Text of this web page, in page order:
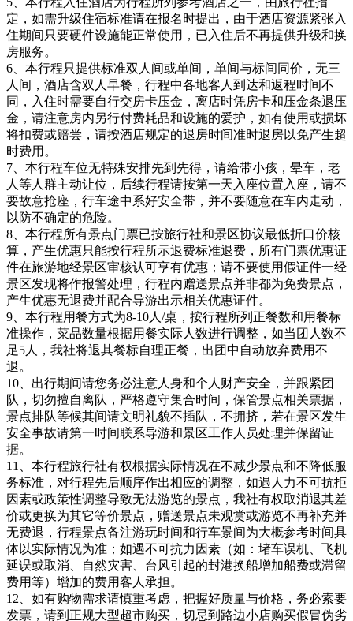
定，如需升级住宿标准请在报名时提出，由于酒店资源紧张入
住期间只要硬件设施能正常使用，已入住后不再提供升级和换
房服务。
6、本行程只提供标准双人间或单间，单间与标间同价，无三
人间，酒店含双人早餐，行程中各地客人到达和返程时间不
同，入住时需要自行交房卡压金，离店时凭房卡和压金条退压
金，请注意房内另行付费耗品和设施的爱护，如有使用或损坏
将扣费或赔尝，请按酒店规定的退房时间准时退房以免产生超
时费用。
7、本行程车位无特殊安排先到先得，请给带小孩，晕车，老
人等人群主动让位，后续行程请按第一天入座位置入座，请不
要故意抢座，行车途中系好安全带，并不要随意在车内走动，
以防不确定的危险。
8、本行程所有景点门票已按旅行社和景区协议最低折口价核
算，产生优惠只能按行程所示退费标准退费，所有门票优惠证
件在旅游地经景区审核认可亨有优惠；请不要使用假证件一经
景区发现将作报警处理，行程内赠送景点并非都为免费景点，
产生优惠无退费并配合导游出示相关优惠证件。
9、本行程用餐方式为8-10人/桌，按行程所列正餐数和用餐标
准操作，菜品数量根据用餐实际人数进行调整，如当团人数不
足5人，我社将退其餐标自理正餐，出团中自动放弃费用不
退。
10、出行期间请您务必注意人身和个人财产安全，并跟紧团
队，切勿擅自离队，严格遵守集合时间，保管景点相关票据，
景点排队等候其间请文明礼貌不插队，不拥挤，若在景区发生
安全事故请第一时间联系导游和景区工作人员处理并保留证
据。
11、本行程旅行社有权根据实际情况在不减少景点和不降低服
务标准，对行程先后顺序作出相应的调整，如遇人力不可抗拒
因素或政策性调整导致无法游览的景点，我社有权取消退其差
价或更换为其它等价景点，赠送景点未观赏或游览不再补充并
无费退，行程景点备注游玩时间和行车景间为大概参考时间具
体以实际情况为准；如遇不可抗力因素（如：堵车误机、飞机
延误或取消、自然灾害、台风引起的封港换船增加船费或滞留
费用等）增加的费用客人承担。
12、如有购物需求请慎重考虑，把握好质量与价格，务必索要
发票，请到正规大型超市购买，切忌到路边小店购买假冒伪劣